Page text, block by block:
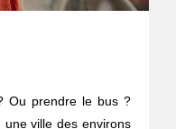
Ou prendre le bus ?
ville des environs